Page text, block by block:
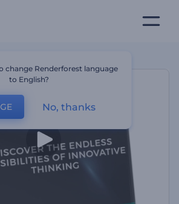
change Renderforest language
to English?
No, thanks